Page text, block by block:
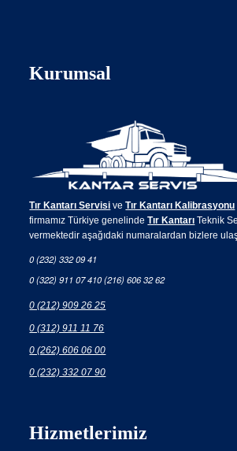
Kurumsal
Tır Kantarı Servisi veTır Kantarı Kalibrasyonu
firmamız Türkiye genelindeTır Kantarı Teknik
vermektedir aşağıdaki numaralardan bizlere
0 (232) 332 09 41
0 (322) 911 07 410 (216) 606 32 62
0 (212) 909 26 25
0 (312) 911 11 76
0 (262) 606 06 00
0 (232) 332 07 90
Hizmetlerimiz